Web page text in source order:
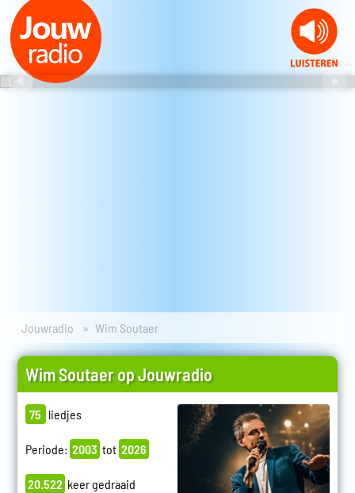
Jouwradio Wim Soutaer
Wim Soutaer op Jouwradio
75 liedjes
Periode: 2003 tot 2026
20.522 keer gedraaid